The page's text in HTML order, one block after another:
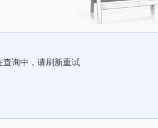
查询中，请刷新重试